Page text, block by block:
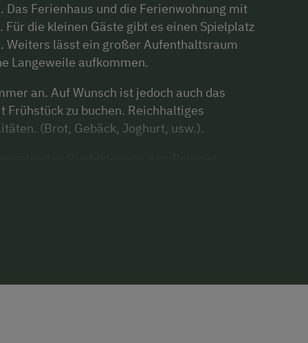
Das Ferienhaus und die Ferienwohnung mit
die kleinen Gäste gibt es einen Spielplatz
Weiters lässt ein großer Aufenthaltsraum
Langeweile aufkommen.
an. Auf Wunsch ist jedoch auch das
Frühstück zu buchen. Reichhaltiges
(Brot, Gebäck, Joghurt, usw.).